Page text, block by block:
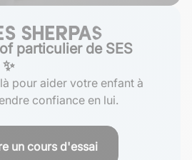
particulier de SES
pour aider votre enfant à
confiance en lui.
un cours d'essai